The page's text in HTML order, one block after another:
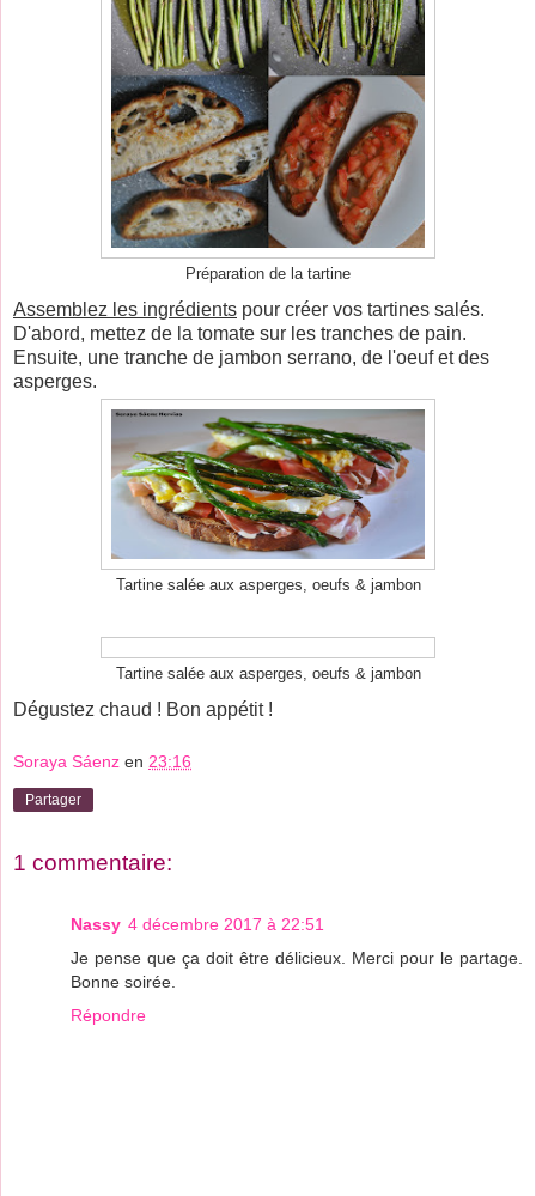
Préparation de la tartine
Assemblez les ingrédients pour créer vos tartines salés.
D'abord, mettez de la tomate sur les tranches de pain.
Ensuite, une tranche de jambon serrano, de l'oeuf et des
asperges.
Tartine salée aux asperges, oeufs & jambon
Tartine salée aux asperges, oeufs & jambon
Dégustez chaud ! Bon appétit !
Soraya Sáenz en 23:16
Partager
1 commentaire:
Nassy 4 décembre 2017 à 22:51
Je pense que ça doit être délicieux. Merci pour le partage.
Bonne soirée.
Répondre